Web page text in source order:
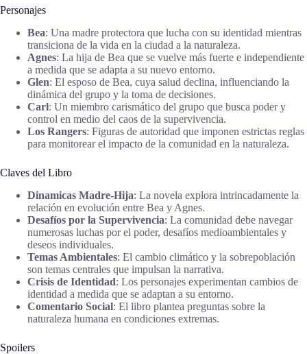
Personajes
Bea: Una madre protectora que lucha con su identidad mientras
transiciona de la vida en la ciudad a la naturaleza.
Agnes: La hija de Bea que se vuelve más fuerte e independiente
a medida que se adapta a su nuevo entorno.
Glen: El esposo de Bea, cuya salud declina, influenciando la
dinámica del grupo y la toma de decisiones.
Carl: Un miembro carismático del grupo que busca poder y
control en medio del caos de la supervivencia.
Los Rangers: Figuras de autoridad que imponen estrictas reglas
para monitorear el impacto de la comunidad en la naturaleza.
Claves del Libro
Dinamicas Madre-Hija: La novela explora intrincadamente la
relación en evolución entre Bea y Agnes.
Desafíos por la Supervivencia: La comunidad debe navegar
numerosas luchas por el poder, desafíos medioambientales y
deseos individuales.
Temas Ambientales: El cambio climático y la sobrepoblación
son temas centrales que impulsan la narrativa.
Crisis de Identidad: Los personajes experimentan cambios de
identidad a medida que se adaptan a su entorno.
Comentario Social: El libro plantea preguntas sobre la
naturaleza humana en condiciones extremas.
Spoilers